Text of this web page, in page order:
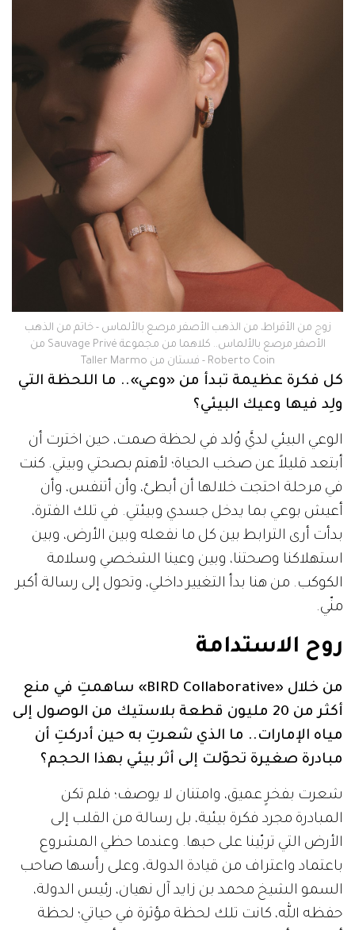
زوج من الأقراط، من الذهب الأصفر مرصع بالألماس - خاتم من الذهب
الأصفر مرصع بالألماس.. كلاهما من مجموعة Sauvage Privé من
Roberto Coin - فستان من Taller Marmo
كل فكرة عظيمة تبدأ من «وعي».. ما اللحظة التي
ولِد فيها وعيك البيئي؟
الوعي البيئي لديَّ وُلد في لحظة صمت، حين اخترت أن
أبتعد قليلاً عن صخب الحياة؛ لأهتم بصحتي وبيتي. كنت
في مرحلة احتجت خلالها أن أبطئ، وأن أتنفس، وأن
أعيش بوعي بما يدخل جسدي وبيئتي. في تلك الفترة،
بدأت أرى الترابط بين كل ما نفعله وبين الأرض، وبين
استهلاكنا وصحتنا، وبين وعينا الشخصي وسلامة
الكوكب. من هنا بدأ التغيير داخلي، وتحول إلى رسالة أكبر
منّي.
روح الاستدامة
من خلال «BIRD Collaborative» ساهمتِ في منع
أكثر من 20 مليون قطعة بلاستيك من الوصول إلى
مياه الإمارات.. ما الذي شعرتِ به حين أدركتِ أن
مبادرة صغيرة تحوّلت إلى أثر بيئي بهذا الحجم؟
شعرت بفخرٍ عميق، وامتنان لا يوصف؛ فلم تكن
المبادرة مجرد فكرة بيئية، بل رسالة من القلب إلى
الأرض التي تربّينا على حبها. وعندما حظي المشروع
باعتماد واعتراف من قيادة الدولة، وعلى رأسها صاحب
السمو الشيخ محمد بن زايد آل نهيان، رئيس الدولة،
حفظه الله، كانت تلك لحظة مؤثرة في حياتي؛ لحظة